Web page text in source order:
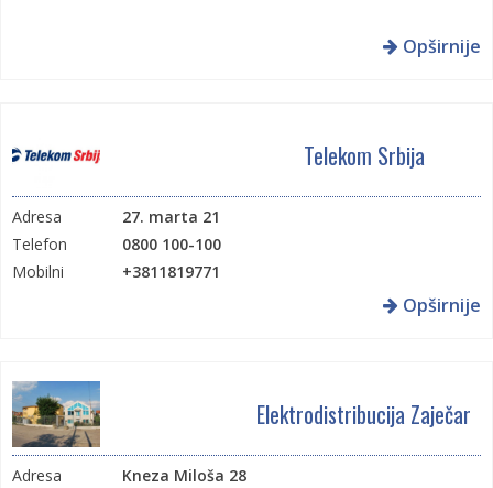
Opširnije
Telekom Srbija
Adresa
27. marta 21
Telefon
0800 100-100
Mobilni
+3811819771
Opširnije
Elektrodistribucija Zaječar
Adresa
Kneza Miloša 28